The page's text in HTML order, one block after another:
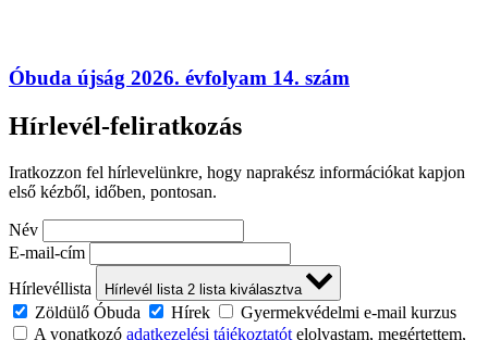
Óbuda újság 2026. évfolyam 14. szám
Hírlevél-feliratkozás
Iratkozzon fel hírlevelünkre, hogy naprakész információkat kapjon
első kézből, időben, pontosan.
Név
E-mail-cím
Hírlevéllista
Hírlevél lista 2 lista kiválasztva
Zöldülő Óbuda Hírek
Gyermekvédelmi e-mail kurzus
A vonatkozó adatkezelési tájékoztatót elolvastam, megértettem,